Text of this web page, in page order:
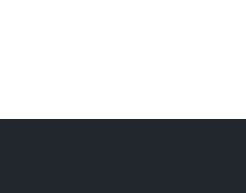
которое максимально